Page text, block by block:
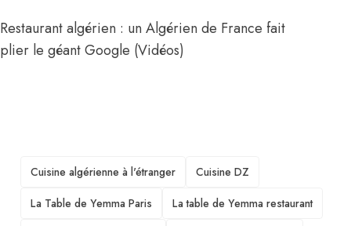
Restaurant algérien : un Algérien de France fait
plier le géant Google (Vidéos)
TAGS
Cuisine algérienne à l'étranger
Cuisine DZ
La Table de Yemma Paris
La table de Yemma restaurant